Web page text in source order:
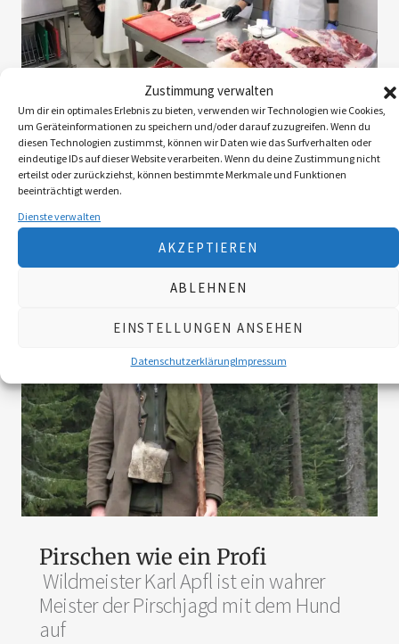
Zustimmung verwalten
Um dir ein optimales Erlebnis zu bieten, verwenden wir Technologien wie Cookies,
um Geräteinformationen zu speichern und/oder darauf zuzugreifen. Wenn du
diesen Technologien zustimmst, können wir Daten wie das Surfverhalten oder
eindeutige IDs auf dieser Website verarbeiten. Wenn du deine Zustimmung nicht
erteilst oder zurückziehst, können bestimmte Merkmale und Funktionen
beeinträchtigt werden.
Dienste verwalten
AKZEPTIEREN
ABLEHNEN
EINSTELLUNGEN ANSEHEN
DatenschutzerklärungImpressum
Jagen auf BestellungWildbret
direkt vom Jäger wird immer stärker
nachgefragt
von Elisabeth Hell Mai 25, 2026
Pirschen wie ein Profi
Wildmeister Karl Apfl ist ein wahrer
Meister der Pirschjagd mit dem Hund
auf